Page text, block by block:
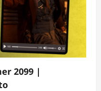
2099 |